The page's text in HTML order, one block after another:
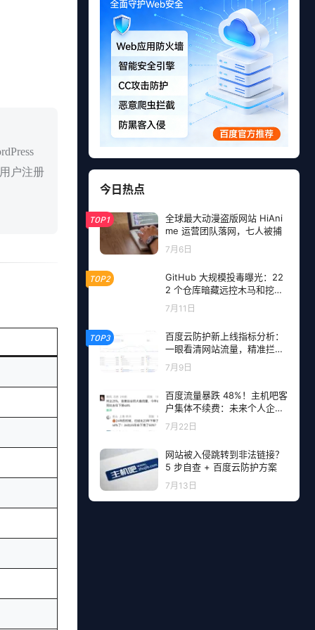
户注册
今日热点
TOP1
全球最大动漫盗版网站 HiAni
me 运营团队落网，七人被捕
7月6日
TOP2
GitHub 大规模投毒曝光：22
2 个仓库暗藏远控木马和挖矿
程序，开发者成目标
7月11日
TOP3
百度云防护新上线指标分析：
一眼看清网站流量，精准拦截
恶意请求
7月9日
百度流量暴跌 48%！主机吧客
户集体不续费：未来个人企业
网站流量从哪里来？
7月22日
网站被入侵跳转到非法链接？
5 步自查 + 百度云防护方案
7月13日